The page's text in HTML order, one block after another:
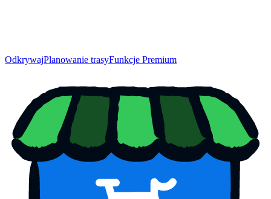
OdkrywajPlanowanie trasyFunkcje Premium